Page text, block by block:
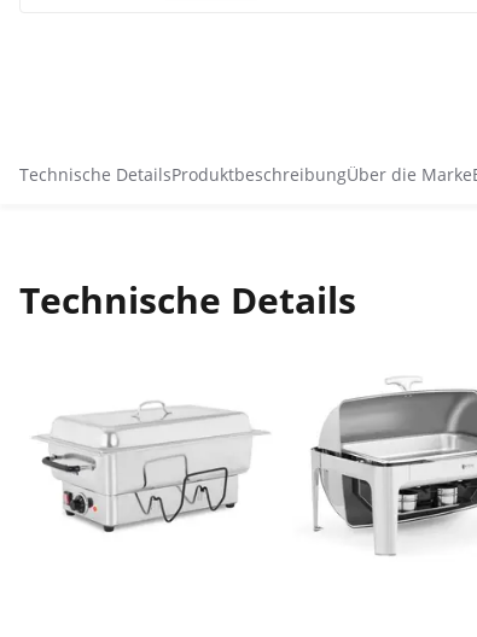
Technische DetailsProduktbeschreibungÜber die Marke
Technische Details